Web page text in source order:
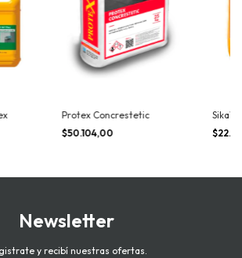
Protex Concrestetic
$50.104,00
Newsletter
y recibí nuestras ofertas.